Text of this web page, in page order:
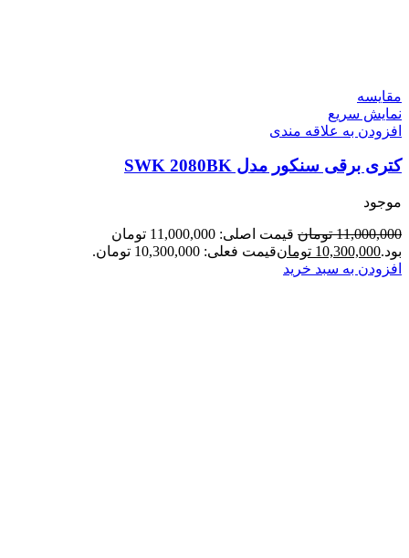
مقايسه
نمایش سریع
افزودن به علاقه مندی
کتری برقی سنکور مدل SWK 2080BK
موجود
11,000,000 تومان
قیمت اصلی: 11,000,000 تومان
بود.10,300,000 تومانقیمت فعلی: 10,300,000 تومان.
افزودن به سبد خرید